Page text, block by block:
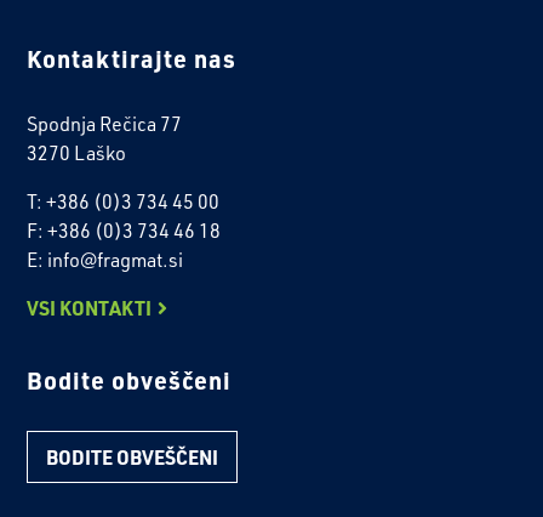
Kontaktirajte nas
Spodnja Rečica 77
3270 Laško
T: +386 (0)3 734 45 00
F: +386 (0)3 734 46 18
E: info@fragmat.si
VSI KONTAKTI
Bodite obveščeni
BODITE OBVEŠČENI